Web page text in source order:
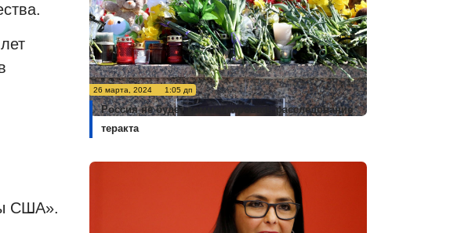
США».
26 марта, 2024 1:05 дп
Россия не будет комментировать расследование
теракта